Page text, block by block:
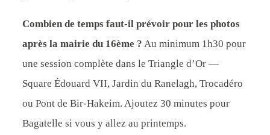
Combien de temps faut-il prévoir pour les photos
après la mairie du 16ème ? Au minimum 1h30 pour
une session complète dans le Triangle d’Or —
Square Édouard VII, Jardin du Ranelagh, Trocadéro
ou Pont de Bir-Hakeim. Ajoutez 30 minutes pour
Bagatelle si vous y allez au printemps.